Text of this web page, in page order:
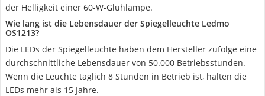
der Helligkeit einer 60-W-Glühlampe.
Wie lang ist die Lebensdauer der Spiegelleuchte Ledmo
OS1213?
Die LEDs der Spiegelleuchte haben dem Hersteller zufolge eine
durchschnittliche Lebensdauer von 50.000 Betriebsstunden.
Wenn die Leuchte täglich 8 Stunden in Betrieb ist, halten die
LEDs mehr als 15 Jahre.